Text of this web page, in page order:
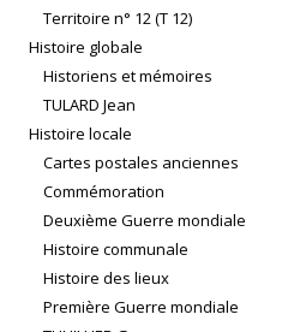
Territoire n° 12 (T 12)
Histoire globale
Historiens et mémoires
TULARD Jean
Histoire locale
Cartes postales anciennes
Commémoration
Deuxième Guerre mondiale
Histoire communale
Histoire des lieux
Première Guerre mondiale